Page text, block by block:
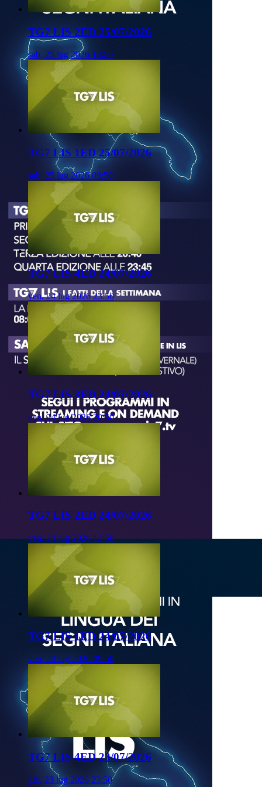
TG7 LIS 2ED 25/07/2026
sab, 25 lug 2026 13:50
TG7 LIS 1ED 25/07/2026
sab, 25 lug 2026 09:50
TG7 LIS 4ED 24/07/2026
ven, 24 lug 2026 23:50
TG7 LIS 3ED 24/07/2026
ven, 24 lug 2026 20:50
TG7 LIS 2ED 24/07/2026
ven, 24 lug 2026 13:50
TG7 LIS 1ED 24/07/2026
ven, 24 lug 2026 09:50
TG7 LIS 4ED 23/07/2026
gio, 23 lug 2026 23:50